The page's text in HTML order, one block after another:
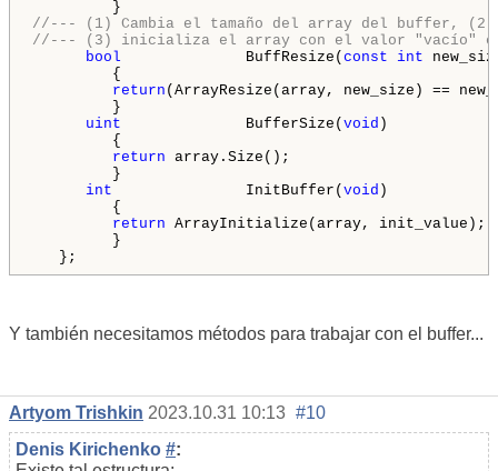
//--- (1) Cambia el tamaño del array del buffer,
//--- (3) inicializa el array con el valor "vacío"
bool BuffResize(const int
{
return (ArrayResize(array, new_size) ==
}
uint BufferSize(void )
{
return array.Size();
}
int InitBuffer(void )
{
return ArrayInitialize(array, init_value);
}
};
Y también necesitamos métodos para trabajar con el buffer...
Artyom Trishkin 2023.10.31 10:13 #10
Denis Kirichenko #: